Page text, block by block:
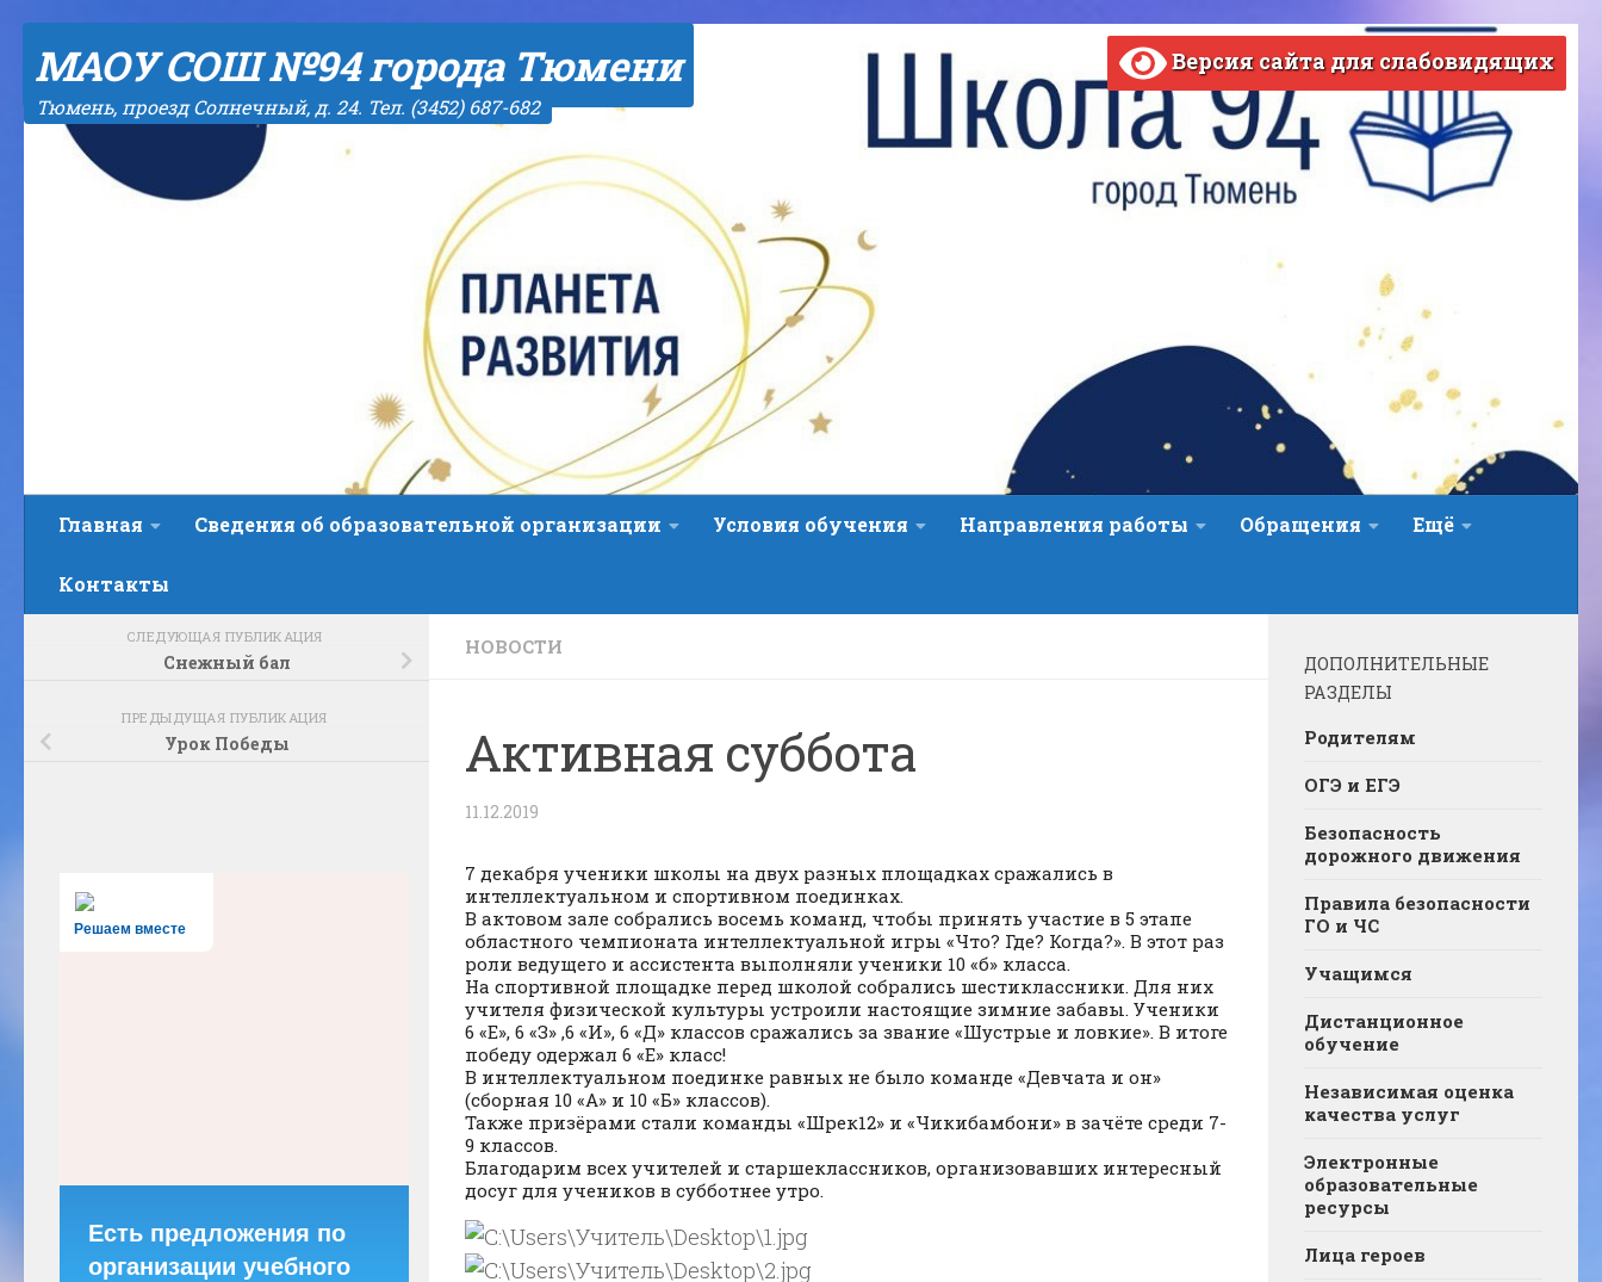
МАОУ СОШ №94 города Тюмени
Тюмень, проезд Солнечный, д. 24. Тел. (3452) 687-682
ВЕРСИЯ САЙТА ДЛЯ СЛАБОВИДЯЩИХ
Версия сайта для слабовидящих
Главная Сведения об образовательной организации Условия обучения Направления работы Обращения Ещё
Контакты
НОВОСТИ
Активная суббота
11.12.2019
7 декабря ученики школы на двух разных площадках сражались в
интеллектуальном и спортивном поединках.
В актовом зале собрались восемь команд, чтобы принять участие в 5 этапе
областного чемпионата интеллектуальной игры «Что? Где? Когда?». В этот раз
роли ведущего и ассистента выполняли ученики 10 «б» класса.
На спортивной площадке перед школой собрались шестиклассники. Для них
учителя физической культуры устроили настоящие зимние забавы. Ученики
6 «Е», 6 «З» ,6 «И», 6 «Д» классов сражались за звание «Шустрые и ловкие». В итоге
победу одержал 6 «Е» класс!
В интеллектуальном поединке равных не было команде «Девчата и он»
(сборная 10 «А» и 10 «Б» классов).
Также призёрами стали команды «Шрек12» и «Чикибамбони» в зачёте среди 7-
9 классов.
Благодарим всех учителей и старшеклассников, организовавших интересный
досуг для учеников в субботнее утро.
СЛЕДУЮЩАЯ ПУБЛИКАЦИЯ
Снежный бал
ПРЕДЫДУЩАЯ ПУБЛИКАЦИЯ
Урок Победы
Решаем вместе
Есть предложения по
организации учебного
ДОПОЛНИТЕЛЬНЫЕ
РАЗДЕЛЫ
Родителям
ОГЭ и ЕГЭ
Безопасность
дорожного движения
Правила безопасности
ГО и ЧС
Учащимся
Дистанционное
обучение
Независимая оценка
качества услуг
Электронные
образовательные
ресурсы
Лица героев